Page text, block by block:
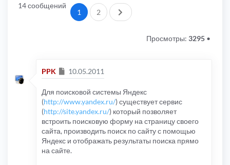
14 сообщений
1 2 След.
Просмотры: 3295 •
PPK Сообщение
10.05.2011
Для поисковой системы Яндекс
(http://www.yandex.ru/) существует сервис
(http://site.yandex.ru/) который позволяет
встроить поисковую форму на страницу своего
сайта, производить поиск по сайту с помощью
Яндекс и отображать результаты поиска прямо
на сайте.